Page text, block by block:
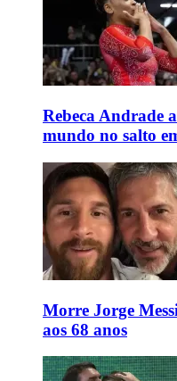
Rebeca Andrade
mundo no salto
Morre Jorge
aos 68 anos